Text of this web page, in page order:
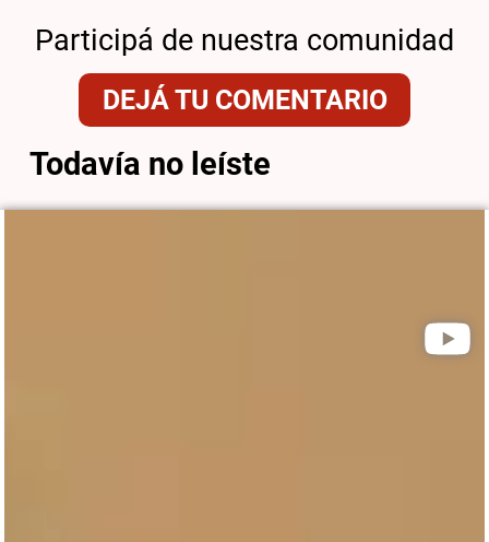
Participá de nuestra comunidad
DEJÁ TU COMENTARIO
Todavía no leíste